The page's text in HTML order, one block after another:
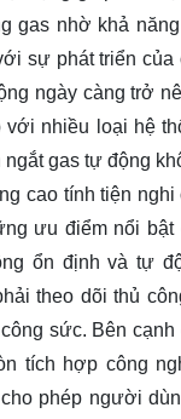
gas nhờ khả
sự phát triển của
ngày càng trở
nhiều loại hệ
gas tự động
cao tính tiện
ưu điểm nổi
ổn định và tự
theo dõi thủ
sức. Bên
tích hợp công
phép người